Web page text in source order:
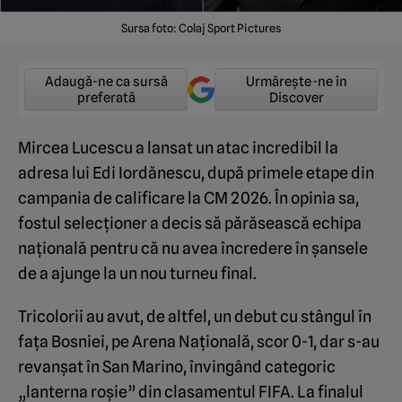
Sursa foto: Colaj Sport Pictures
Adaugă-ne ca sursă
preferată
Urmărește-ne în
Discover
Mircea Lucescu a lansat un atac incredibil la
adresa lui Edi Iordănescu, după primele etape din
campania de calificare la CM 2026. În opinia sa,
fostul selecționer a decis să părăsească echipa
națională pentru că nu avea încredere în șansele
de a ajunge la un nou turneu final.
Tricolorii au avut, de altfel, un debut cu stângul în
fața Bosniei, pe Arena Națională, scor 0-1, dar s-au
revanșat în San Marino, învingând categoric
„lanterna roșie” din clasamentul FIFA. La finalul